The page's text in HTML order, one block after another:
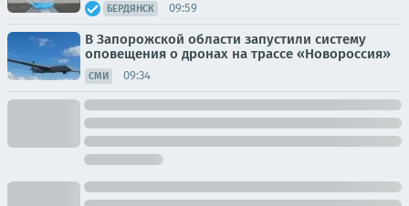
БЕРДЯНСК 09:59
В Запорожской области запустили систему
оповещения о дронах на трассе «Новороссия»
СМИ 09:34